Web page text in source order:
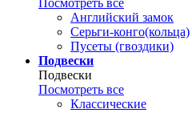
Посмотреть все
Английский замок
Серьги-конго(кольца)
Пусеты (гвоздики)
Подвески
Подвески
Посмотреть все
Классические